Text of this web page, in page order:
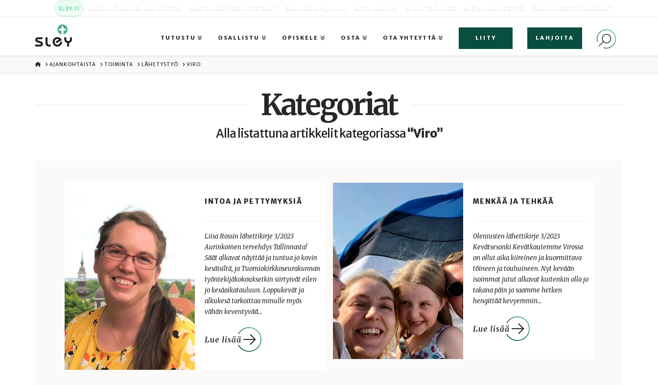
SLEY.FI KARKUN EVANKELINEN OPISTO MAATA NÄKYVISSÄ -FESTARIT EVANKELIUMIJUHLA SLEYN KAUPPA BIBLE TOOLBOX SLEYN NUORISOTYÖ EVANKELISET OPISKELIJAT
TUTUSTU OSALLISTU OPISKELE OSTA OTA YHTEYTTÄ LIITY LAHJOITA
ETUSIVU
AJANKOHTAISTA TOIMINTA LÄHETYSTYÖ VIRO
Kategoriat
Alla listattuna artikkelit kategoriassa“Viro”
INTOA JA PETTYMYKSIÄ
Liisa Rossin lähettikirje 3/2023
Aurinkoinen tervehdys Tallinnasta!
Säät alkavat näyttää ja tuntua jo kovin
kesäisiltä, ja Tuomiokirkkoseurakunnan
työntekijäkokouksetkin siirtyivät eilen
jo kesäaikatauluun. Loppukevät ja
alkukesä tarkoittaa minulle myös
vähän keventyvää…
MENKÄÄ JA TEHKÄÄ
Oleniusten lähettikirje 3/2023
Kevätsesonki Kevätkautemme Virossa
on ollut aika kiireinen ja kuormittava
töineen ja touhuineen. Nyt kevään
isoimmat jutut alkavat kuitenkin olla jo
takana päin ja saamme hetken
hengittää kevyemmin…